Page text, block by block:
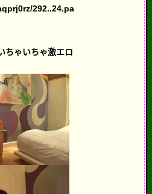
292..24.pa
ちゃいちゃ激エロ